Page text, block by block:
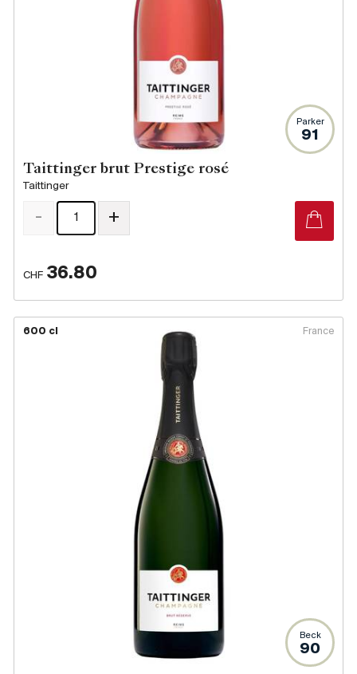
Parker
91
Taittinger brut Prestige rosé
Taittinger
CHF 36.80
- +
600 cl France
Beck
90